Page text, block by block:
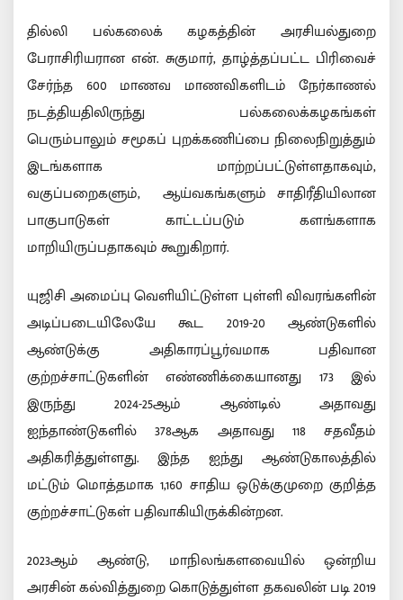
தில்லி பல்கலைக் கழகத்தின் அரசியல்துறை
பேராசிரியரான என். சுகுமார், தாழ்த்தப்பட்ட பிரிவைச்
சேர்ந்த 600 மாணவ மாணவிகளிடம் நேர்காணல்
நடத்தியதிலிருந்து பல்கலைக்கழகங்கள்
பெரும்பாலும் சமூகப் புறக்கணிப்பை நிலைநிறுத்தும்
இடங்களாக மாற்றப்பட்டுள்ளதாகவும்,
வகுப்பறைகளும், ஆய்வகங்களும் சாதிரீதியிலான
பாகுபாடுகள் காட்டப்படும் களங்களாக
மாறியிருப்பதாகவும் கூறுகிறார்.
யுஜிசி அமைப்பு வெளியிட்டுள்ள புள்ளி விவரங்களின்
அடிப்படையிலேயே கூட 2019-20 ஆண்டுகளில்
ஆண்டுக்கு அதிகாரப்பூர்வமாக பதிவான
குற்றச்சாட்டுகளின் எண்ணிக்கையானது 173 இல்
இருந்து 2024-25ஆம் ஆண்டில் அதாவது
ஐந்தாண்டுகளில் 378ஆக அதாவது 118 சதவீதம்
அதிகரித்துள்ளது. இந்த ஐந்து ஆண்டுகாலத்தில்
மட்டும் மொத்தமாக 1,160 சாதிய ஒடுக்குமுறை குறித்த
குற்றச்சாட்டுகள் பதிவாகியிருக்கின்றன.
2023ஆம் ஆண்டு, மாநிலங்களவையில் ஒன்றிய
அரசின் கல்வித்துறை கொடுத்துள்ள தகவலின் படி 2019